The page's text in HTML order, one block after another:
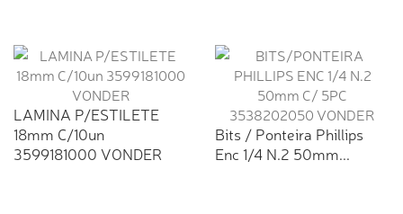
LAMINA P/ESTILETE
18mm C/10un
3599181000 VONDER
Bits / Ponteira Phillips
Enc 1/4 N.2 50mm...